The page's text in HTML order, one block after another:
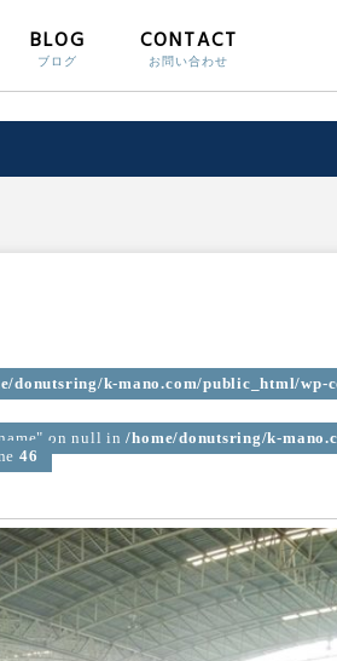
BLOG
ブログ
CONTACT
お問い合わせ
donutsring/k-mano.com/public_html/wp-
on null in/home/donutsring/k-
46